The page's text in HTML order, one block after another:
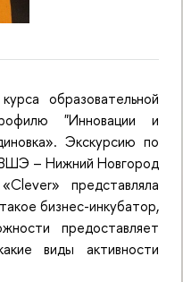
образовательной
"Инновации и
Экскурсию по
ВШЭ – Нижний Новгород
представляла
бизнес-инкубатор,
предоставляет
виды активности